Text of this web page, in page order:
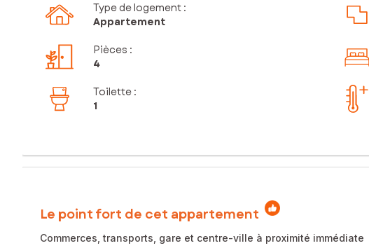
Type de logement :
Appartement
Pièces :
4
Toilette :
1
Le point fort de cet appartement
Commerces, transports, gare et centre-ville à proximité immédiate